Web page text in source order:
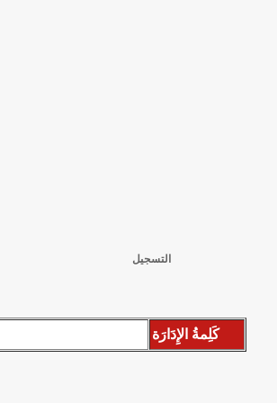
التسجيل
كَلِمةُ الإِدَارَة